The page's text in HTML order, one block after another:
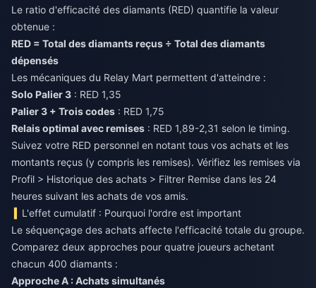
Le ratio d'efficacité des diamants (RED) quantifie la valeur
obtenue :
RED = Total des diamants reçus ÷ Total des diamants
dépensés
Les mécaniques du Relay Mart permettent d'atteindre :
Solo Palier 3 : RED 1,35
Palier 3 + Trois codes : RED 1,75
Relais optimal avec remises : RED 1,89-2,31 selon le timing.
Suivez votre RED personnel en notant tous vos achats et les
montants reçus (y compris les remises). Vérifiez les remises via
Profil > Historique des achats > Filtrer Remise dans les 24
heures suivant les achats de vos amis.
L'effet cumulatif : Pourquoi l'ordre est important
Le séquençage des achats affecte l'efficacité totale du groupe.
Comparez deux approches pour quatre joueurs achetant
chacun 400 diamants :
Approche A : Achats simultanés